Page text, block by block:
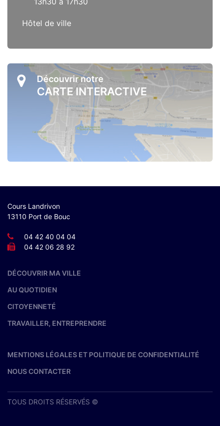
Hôtel de ville
Découvrir notre
CARTE INTERACTIVE
Cours Landrivon
13110 Port de Bouc
04 42 40 04 04
04 42 06 28 92
DÉCOUVRIR MA VILLE
AU QUOTIDIEN
CITOYENNETÉ
TRAVAILLER, ENTREPRENDRE
MENTIONS LÉGALES ET POLITIQUE DE CONFIDENTIALITÉ
NOUS CONTACTER
TOUS DROITS RÉSERVÉS ©